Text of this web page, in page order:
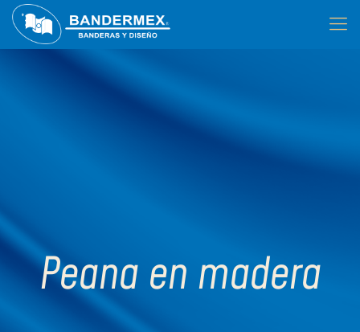
Peana en madera